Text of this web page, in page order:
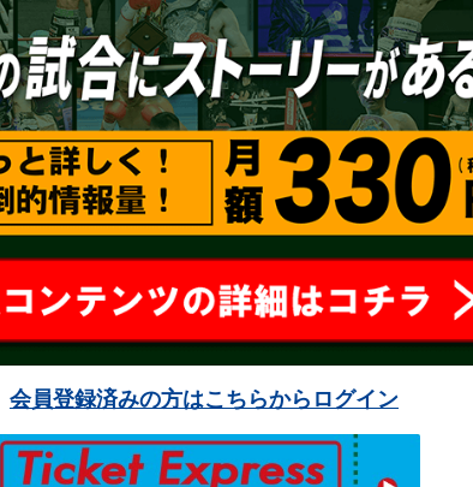
会員登録済みの方はこちらからログイン